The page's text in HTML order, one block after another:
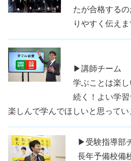
たが合格する
りやすく伝えま
▶講師チーム
学ぶことは楽
続く！よい学
楽しんで学んでほしいと思ってい
▶受験指導部
長年予備校備